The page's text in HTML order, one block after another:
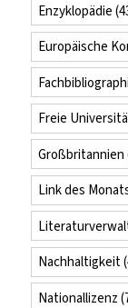
Enzyklopädie
Europäische
Freie
Großbritannien
Link des
Nachhaltigkeit
Nationallizenz